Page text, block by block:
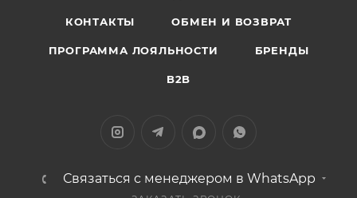
КОНТАКТЫ ОБМЕН И ВОЗВРАТ
ПРОГРАММА ЛОЯЛЬНОСТИ БРЕНДЫ
B2B
Связаться с менеджером в WhatsApp